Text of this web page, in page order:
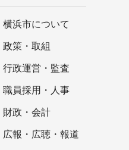
横浜市について
政策・取組
行政運営・監査
職員採用・人事
財政・会計
広報・広聴・報道